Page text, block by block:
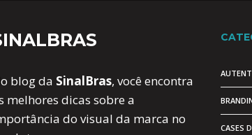
blog da SinalBras, você encontra
melhores dicas sobre a
do visual da marca no
CASES